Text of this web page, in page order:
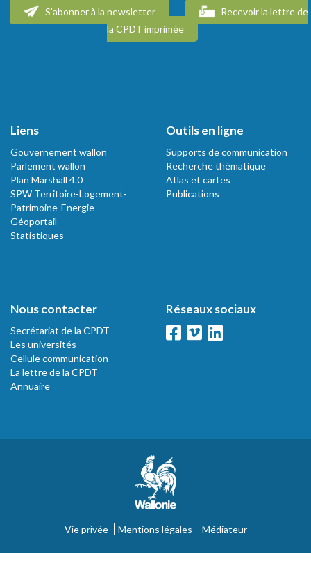
S'abonner à la newsletter
Recevoir la lettre de
la CPDT imprimée
Liens
Gouvernement wallon
Parlement wallon
Plan Marshall 4.0
SPW Territoire-Logement-
Patrimoine-Energie
Géoportail
Statistiques
Outils en ligne
Supports de communication
Recherche thématique
Atlas et cartes
Publications
Nous contacter
Secrétariat de la CPDT
Les universités
Cellule communication
La lettre de la CPDT
Annuaire
Réseaux sociaux
Vie privée Mentions légales Médiateur